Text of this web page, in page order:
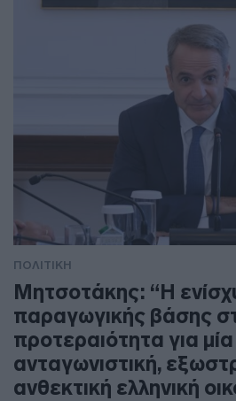
ΠΟΛΙΤΙΚΗ
Μητσοτάκης: “Η
παραγωγικής βάσης
προτεραιότητα για
ανταγωνιστική,
ανθεκτική ελληνική